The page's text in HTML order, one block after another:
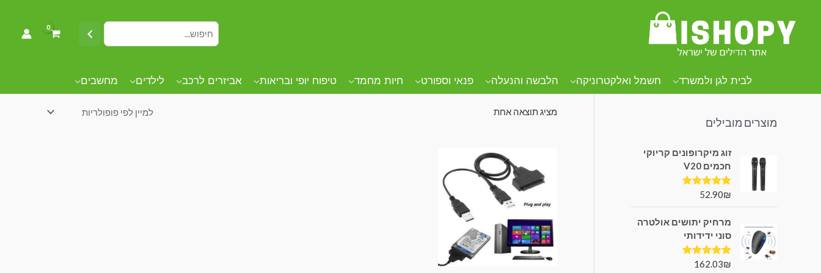
לבית לגן ולמשרד חשמל ואלקטרוניקה הלבשה והנעלה פנאי וספורט חיות מחמד טיפוח יופי ובריאות אביזרים לרכב לילדים מחשבים
קטגוריות מוצרים
מוצרים מובילים
זוג מיקרופונים קריוקי
חכמים V20
דורג5.00
52.90₪
מרחיק יתושים אולטרה
סוני ידידותי
דורג5.00
162.03₪
מתאם HDD
מציג תוצאה אחת